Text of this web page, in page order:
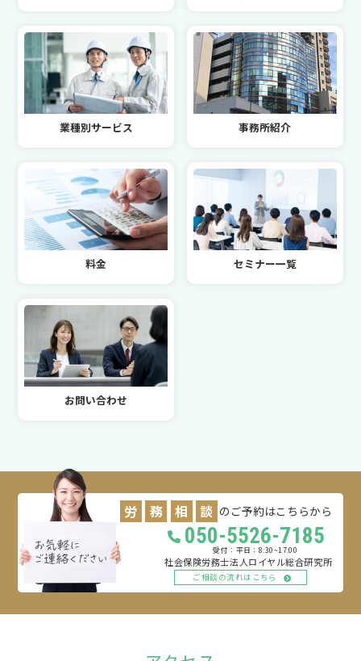
業種別サービス 事務所紹介
料金 セミナー一覧
お問い合わせ
労 務 相 談 のご予約はこちらから
050-5526-7185
平日：8:30~17:00
社会保険労務士法人ロイヤル総合研究所
ご相談の流れはこちら